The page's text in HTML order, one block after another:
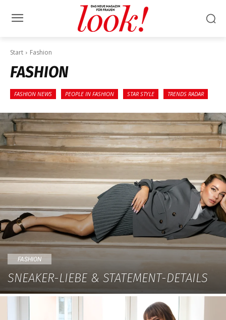
Start Fashion
FASHION
FASHION NEWS PEOPLE IN FASHION STAR STYLE TRENDS RADAR
FASHION
SNEAKER-LIEBE & STATEMENT-DETAILS